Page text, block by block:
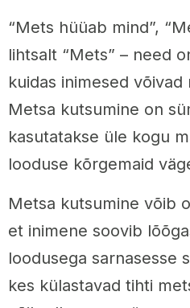
“Mets hüüab mind”,
lihtsalt “Mets” – need
kuidas inimesed
Metsa kutsumine on
kasutatakse üle kogu
looduse kõrgemaid
Metsa kutsumine võib
et inimene soovib
loodusega sarnasesse
kes külastavad tihti